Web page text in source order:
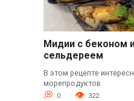
Мидии с беконом
сельдереем
В этом рецепте
морепродуктов
0 322